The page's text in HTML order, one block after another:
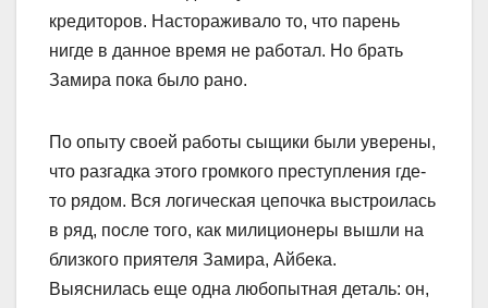
кредиторов. Настораживало то, что парень
нигде в данное время не работал. Но брать
Замира пока было рано.
По опыту своей работы сыщики были уверены,
что разгадка этого громкого преступления где-
то рядом. Вся логическая цепочка выстроилась
в ряд, после того, как милиционеры вышли на
близкого приятеля Замира, Айбека.
Выяснилась еще одна любопытная деталь: он,